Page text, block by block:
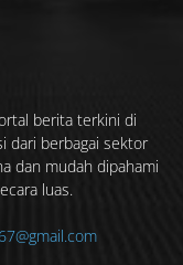
berita terkini di
dari berbagai sektor
dan mudah dipahami
luas.